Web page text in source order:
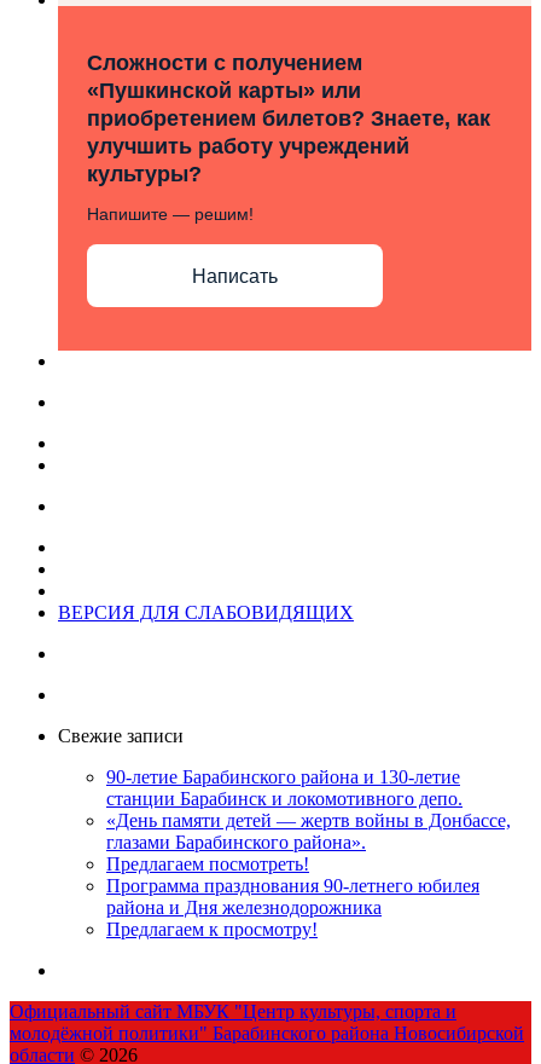
Сложности с получением
«Пушкинской карты» или
приобретением билетов? Знаете, как
улучшить работу учреждений
культуры?
Напишите — решим!
Написать
ВЕРСИЯ ДЛЯ СЛАБОВИДЯЩИХ
Свежие записи
90-летие Барабинского района и 130-летие
станции Барабинск и локомотивного депо.
«День памяти детей — жертв войны в Донбассе,
глазами Барабинского района».
Предлагаем посмотреть!
Программа празднования 90-летнего юбилея
района и Дня железнодорожника
Предлагаем к просмотру!
Официальный сайт МБУК "Центр культуры, спорта и
молодёжной политики" Барабинского района Новосибирской
области © 2026